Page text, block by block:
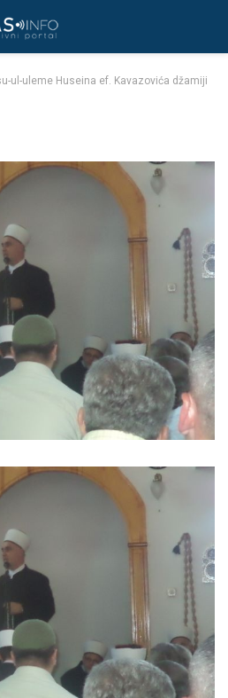
ul-uleme Huseina ef. Kavazovića džamiji